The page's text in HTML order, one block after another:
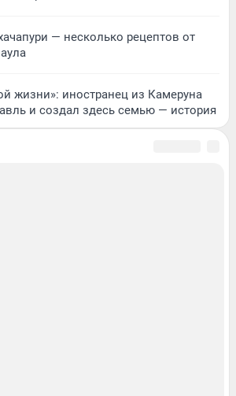
— несколько рецептов от
жизни»: иностранец из Камеруна
и создал здесь семью — история